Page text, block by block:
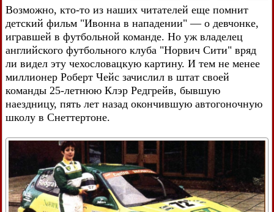
Возможно, кто-то из наших читателей еще помнит
детский фильм "Ивонна в нападении" — о девчонке,
игравшей в футбольной команде. Но уж владелец
английского футбольного клуба "Норвич Сити" вряд
ли видел эту чехословацкую картину. И тем не менее
миллионер Роберт Чейс зачислил в штат своей
команды 25-летнюю Клэр Редгрейв, бывшую
наездницу, пять лет назад окончившую автогоночную
школу в Снеттертоне.